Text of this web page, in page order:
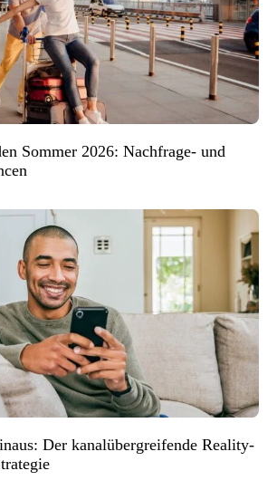
Sommer 2026: Nachfrage- und
Der kanalübergreifende Reality-